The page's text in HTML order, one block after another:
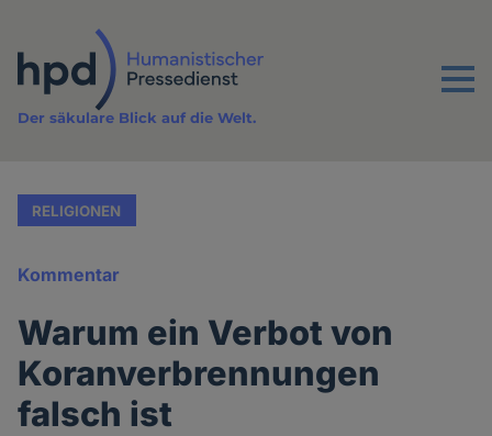
Inhalt
Menu
Der säkulare Blick auf die Welt.
RELIGIONEN
Kommentar
Warum ein Verbot von
Koranverbrennungen
falsch ist